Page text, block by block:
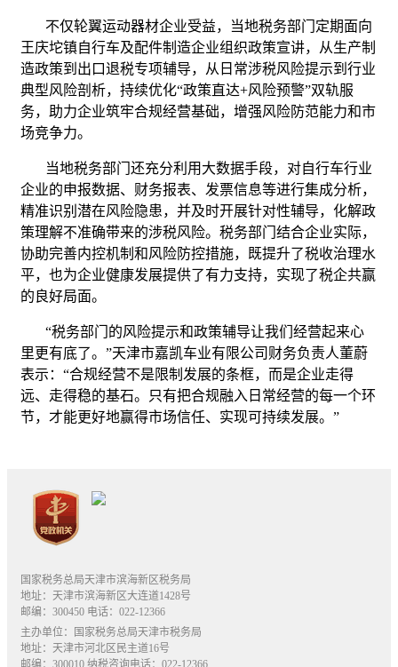
不仅轮翼运动器材企业受益，当地税务部门定期面向
王庆坨镇自行车及配件制造企业组织政策宣讲，从生产制
造政策到出口退税专项辅导，从日常涉税风险提示到行业
典型风险剖析，持续优化“政策直达+风险预警”双轨服
务，助力企业筑牢合规经营基础，增强风险防范能力和市
场竞争力。
当地税务部门还充分利用大数据手段，对自行车行业
企业的申报数据、财务报表、发票信息等进行集成分析，
精准识别潜在风险隐患，并及时开展针对性辅导，化解政
策理解不准确带来的涉税风险。税务部门结合企业实际，
协助完善内控机制和风险防控措施，既提升了税收治理水
平，也为企业健康发展提供了有力支持，实现了税企共赢
的良好局面。
“税务部门的风险提示和政策辅导让我们经营起来心
里更有底了。”天津市嘉凯车业有限公司财务负责人董蔚
表示：“合规经营不是限制发展的条框，而是企业走得
远、走得稳的基石。只有把合规融入日常经营的每一个环
节，才能更好地赢得市场信任、实现可持续发展。”
国家税务总局天津市滨海新区税务局
地址：天津市滨海新区大连道1428号
邮编：300450 电话：022-12366
主办单位：国家税务总局天津市税务局
地址：天津市河北区民主道16号